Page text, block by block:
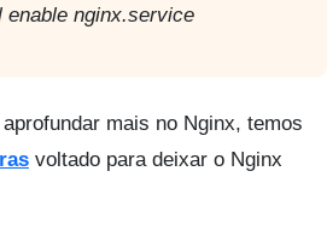
nginx.service
mais no Nginx, temos
voltado para deixar o Nginx